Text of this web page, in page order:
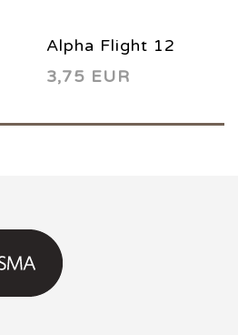
Alpha Flight 12
1984
3,75 EUR